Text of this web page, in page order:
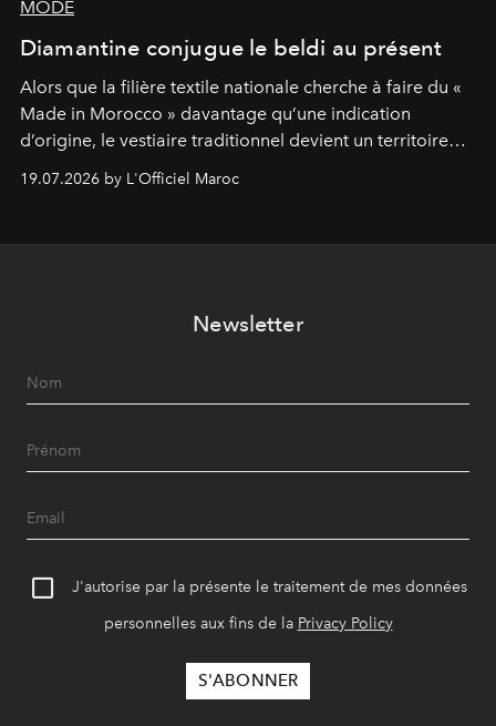
MODE
Diamantine conjugue le beldi au présent
Alors que la filière textile nationale cherche à faire du «
Made in Morocco » davantage qu’une indication
d’origine, le vestiaire traditionnel devient un territoire
d’expérimentation. Avec Néo Beldi, Diamantine en
révise les proportions et les usages pour l’inscrire dans
19.07.2026 by L'Officiel Maroc
Newsletter
J'autorise par la présente le traitement de mes données
personnelles aux fins de la Privacy Policy